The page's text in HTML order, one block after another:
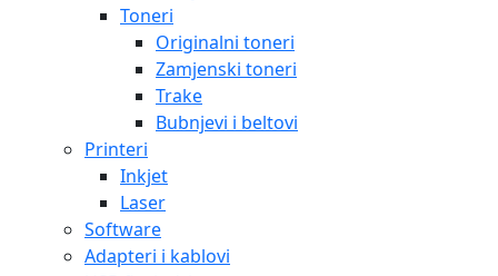
Toneri
Originalni toneri
Zamjenski toneri
Trake
Bubnjevi i beltovi
Printeri
Inkjet
Laser
Software
Adapteri i kablovi